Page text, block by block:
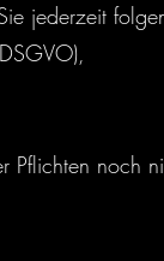
jederzeit
Pflichten noch